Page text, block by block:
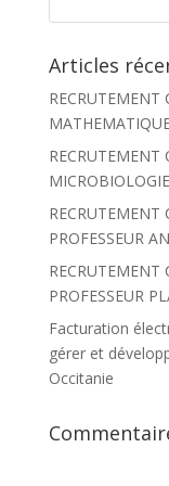
c
e
c
h
r
:
Articles
RECRUTEMENT
RECRUTEMENT
RECRUTEMENT
PROFESSEUR
RECRUTEMENT
PROFESSEUR
Facturation
gérer et
Occitanie